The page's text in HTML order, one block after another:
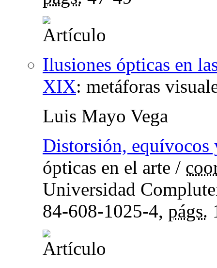
Ilusiones ópticas en
XIX: metáforas
Luis Mayo Vega
Distorsión, equívocos
ópticas en el arte /
Universidad
84-608-1025-4, págs.